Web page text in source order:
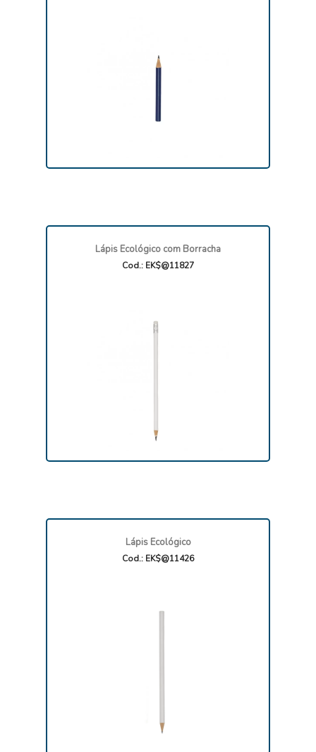
Lápis Ecológico com Borracha
Cod.: EK$@11827
Lápis Ecológico
Cod.: EK$@11426